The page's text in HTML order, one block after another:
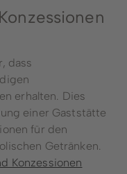
dass
erhalten. Dies
einer Gaststätte
für den
Getränken.
Konzessionen